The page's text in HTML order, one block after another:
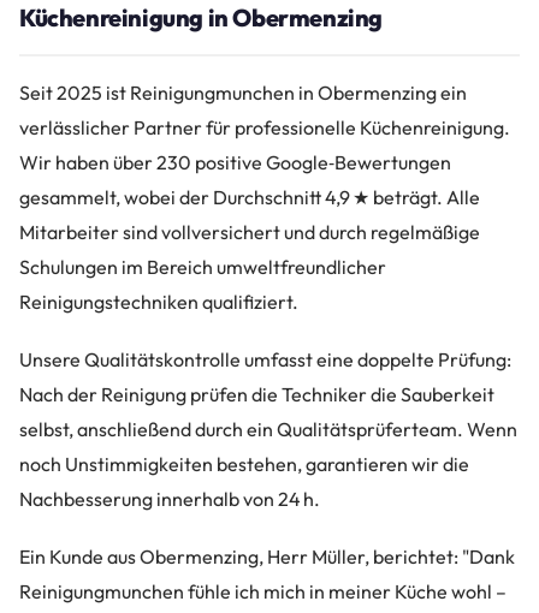
Küchenreinigung in Obermenzing
Seit 2025 ist Reinigungmunchen in Obermenzing ein
verlässlicher Partner für professionelle Küchenreinigung.
Wir haben über 230 positive Google‑Bewertungen
gesammelt, wobei der Durchschnitt 4,9 ★ beträgt. Alle
Mitarbeiter sind vollversichert und durch regelmäßige
Schulungen im Bereich umweltfreundlicher
Reinigungstechniken qualifiziert.
Unsere Qualitätskontrolle umfasst eine doppelte Prüfung:
Nach der Reinigung prüfen die Techniker die Sauberkeit
selbst, anschließend durch ein Qualitätsprüferteam. Wenn
noch Unstimmigkeiten bestehen, garantieren wir die
Nachbesserung innerhalb von 24 h.
Ein Kunde aus Obermenzing, Herr Müller, berichtet: "Dank
Reinigungmunchen fühle ich mich in meiner Küche wohl –